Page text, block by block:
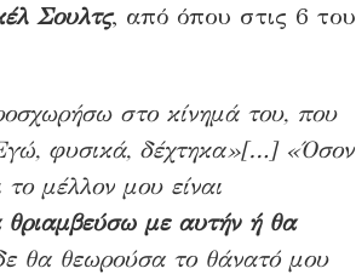
Σουλτς, από όπου στις 6 του
στο κίνημά του, που
φυσικά, δέχτηκα»[…] «Όσον
μέλλον μου είναι
με αυτήν ή θα
θα θεωρούσα το θάνατό μου